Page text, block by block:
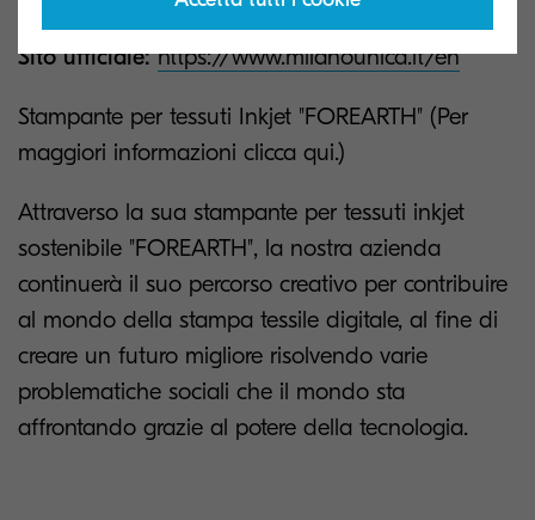
Sito ufficiale: https://www.milanounica.it/en
Stampante per tessuti Inkjet "FOREARTH" (Per
maggiori informazioni clicca qui.)
Attraverso la sua stampante per tessuti inkjet
sostenibile "FOREARTH", la nostra azienda
continuerà il suo percorso creativo per contribuire
al mondo della stampa tessile digitale, al fine di
creare un futuro migliore risolvendo varie
problematiche sociali che il mondo sta
affrontando grazie al potere della tecnologia.